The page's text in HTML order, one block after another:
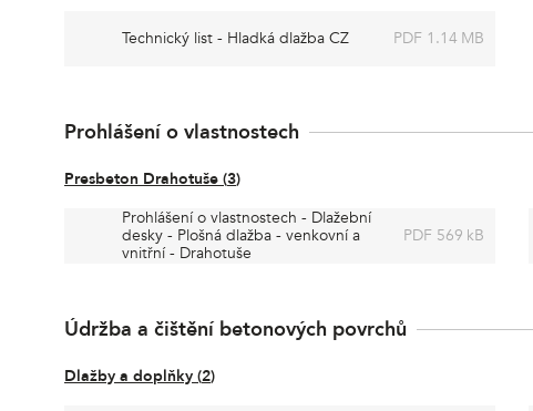
Technický list - Hladká dlažba CZ PDF 1.14 MB
Prohlášení o vlastnostech
Presbeton Drahotuše (3)
Prohlášení o vlastnostech - Dlažební
desky - Plošná dlažba - venkovní a
vnitřní - Drahotuše
PDF 569 kB
Údržba a čištění betonových povrchů
Dlažby a doplňky (2)